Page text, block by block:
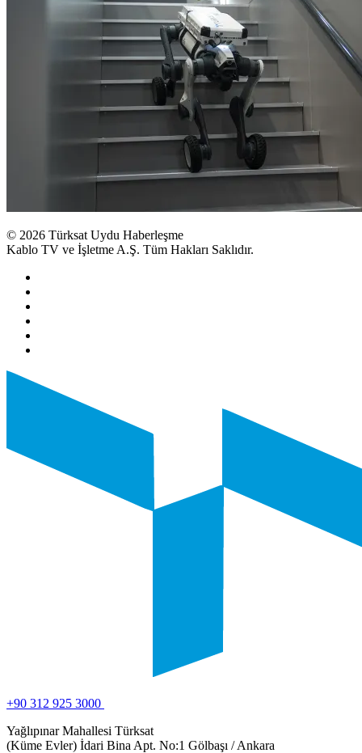
© 2026 Türksat Uydu Haberleşme
Kablo TV ve İşletme A.Ş. Tüm Hakları Saklıdır.
+90 312 925 3000
Yağlıpınar Mahallesi Türksat
(Küme Evler) İdari Bina Apt. No:1 Gölbaşı / Ankara